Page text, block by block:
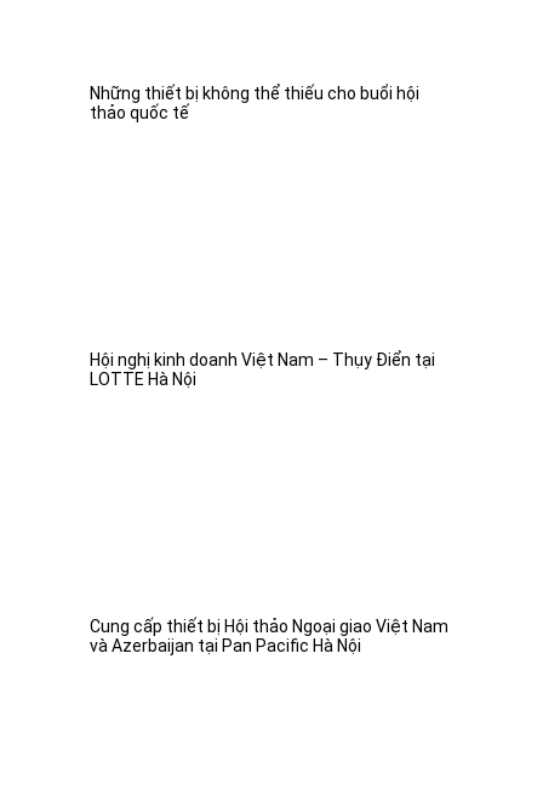
Những thiết bị không thể thiếu cho buổi hội
thảo quốc tế
Hội nghị kinh doanh Việt Nam – Thụy Điển tại
LOTTE Hà Nội
Cung cấp thiết bị Hội thảo Ngoại giao Việt Nam
và Azerbaijan tại Pan Pacific Hà Nội